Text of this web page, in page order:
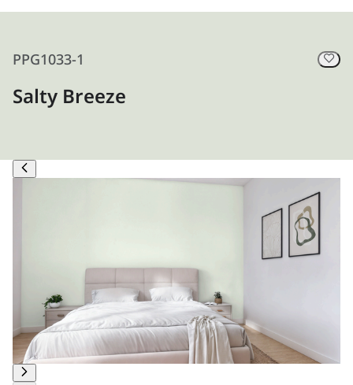
PPG1033-1
Salty Breeze